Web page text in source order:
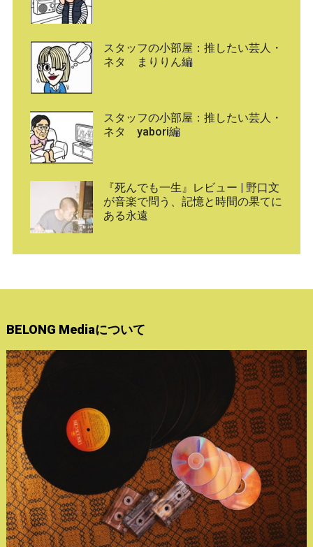
スタッフの小部屋：推したい芸人・
ネタ まりりん編
スタッフの小部屋：推したい芸人・
ネタ yabori編
『死んでも一生』レビュー | 野口文
が音楽で問う、記憶と時間の果てに
ある永遠
BELONG Mediaについて